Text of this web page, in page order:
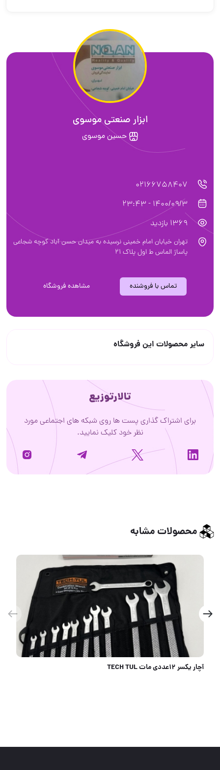
ابزار صنعتی موسوی
حسین موسوی
02166758407
1400/09/3 - 23:43
1369 بازدید
تهران خیابان امام خمینی نرسیده به میدان حسن آباد کوچه شجاعی
پاساژ الماس ط اول پلاک ۲۱
تماس با فروشنده مشاهده فروشگاه
سایر محصولات این فروشگاه
تالارتوزیع
برای اشتراک گذاری پست ها روی شبکه های اجتماعی مورد
نظر خود کلیک نمایید.
محصولات مشابه
دسته بکس کشویی۱ اینچ فورس